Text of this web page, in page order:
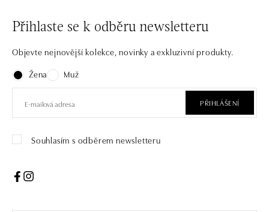
Přihlaste se k odběru newsletteru
Objevte nejnovější kolekce, novinky a exkluzivní produkty.
Žena
Muž
PŘIHLÁŠENÍ
Souhlasím s odběrem newsletteru